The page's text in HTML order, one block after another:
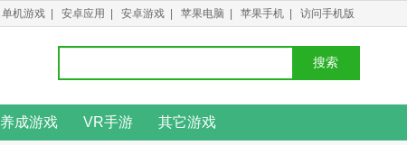
单机游戏 安卓应用 安卓游戏 苹果电脑 苹果手机 访问手机版
搜索
养成游戏 VR手游 其它游戏